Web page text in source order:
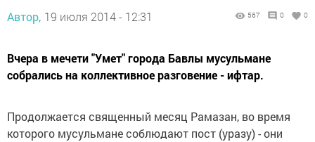
Автор, 19 июля 2014 - 12:31 567 0 0
Вчера в мечети "Умет" города Бавлы мусульмане
собрались на коллективное разговение - ифтар.
Продолжается священный месяц Рамазан, во время
которого мусульмане соблюдают пост (уразу) - они